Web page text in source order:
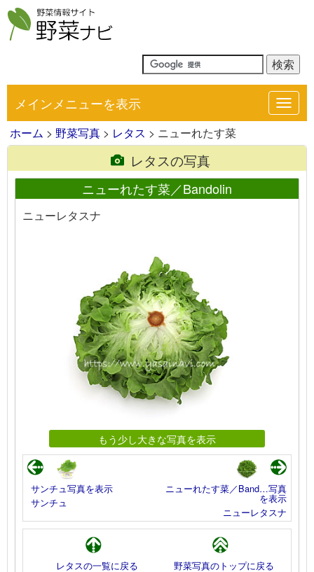
メインメニューを表示
ホーム > 野菜写真 > レタス > ニューれたす菜
レタスの写真
ニューれたす菜／Bandolin
ニューレタスナ
もう少し大きな写真を表示
サンチュ写真を表示
サンチュ
ニューれたす菜／Band…写真
を表示
ニューレタスナ
レタスの一覧に戻る 野菜写真のトップに戻る